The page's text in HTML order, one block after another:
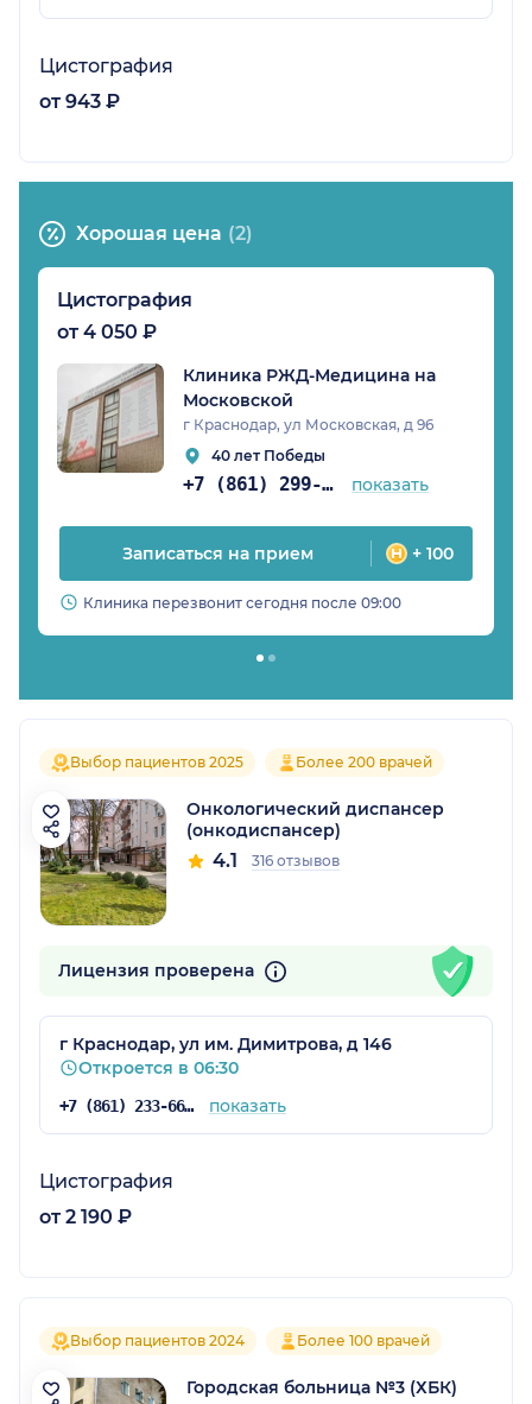
Цистография
от 943 ₽
Хорошая цена (2)
Цистография
от 4 050 ₽
Клиника РЖД-Медицина на
Московской
г Краснодар, ул Московская, д 96
40 лет Победы
+7 (861) 299-31-75 показать
Записаться на прием + 100
Клиника перезвонит сегодня после 09:00
Выбор пациентов 2025 Более 200 врачей
Онкологический диспансер
(онкодиспансер)
4.1 316 отзывов
Лицензия проверена
г Краснодар, ул им. Димитрова, д 146
Откроется в 06:30
+7 (861) 233-66-04 показать
Цистография
от 2 190 ₽
Выбор пациентов 2024 Более 100 врачей
Городская больница №3 (ХБК)